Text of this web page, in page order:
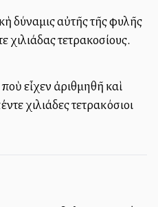
δύναμις αὐτῆς τῆς φυλῆς
χιλιάδας τετρακοσίους.
εἶχεν ἀριθμηθῆ καὶ
χιλιάδες τετρακόσιοι